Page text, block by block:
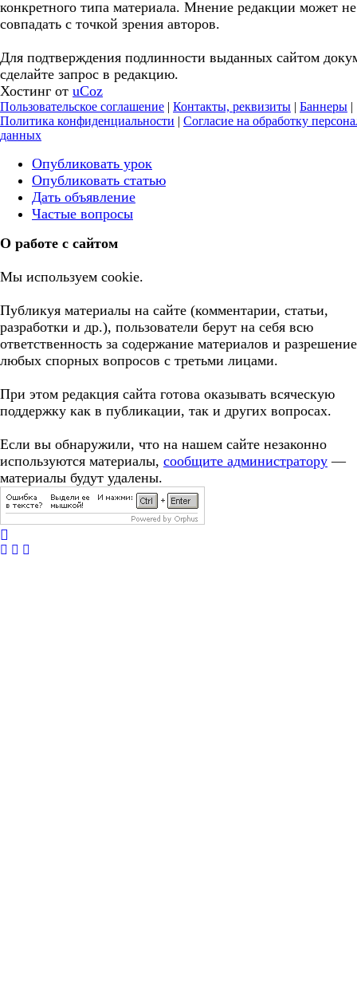
конкретного типа материала. Мнение редакции может не
совпадать с точкой зрения авторов.
Для подтверждения подлинности выданных сайтом
сделайте запрос в редакцию.
Хостинг от uCoz
Пользовательское соглашение | Контакты, реквизиты | Баннеры |
Политика конфиденциальности | Согласие на обработку
данных
Опубликовать урок
Опубликовать статью
Дать объявление
Частые вопросы
О работе с сайтом
Мы используем cookie.
Публикуя материалы на сайте (комментарии, статьи,
разработки и др.), пользователи берут на себя всю
ответственность за содержание материалов и разрешение
любых спорных вопросов с третьми лицами.
При этом редакция сайта готова оказывать всяческую
поддержку как в публикации, так и других вопросах.
Если вы обнаружили, что на нашем сайте незаконно
используются материалы, сообщите администратору —
материалы будут удалены.